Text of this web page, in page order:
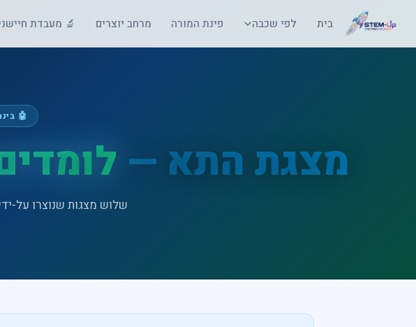
בית לפי שכבה פינת המורה מרחב יוצרים 🔬 מעבדת
🤖
מצגת התא —